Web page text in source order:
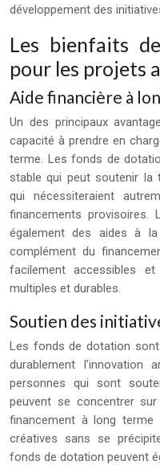
développement des
Les bienfaits
pour les projets
Aide financière à
Un des principaux
capacité à prendre en
terme. Les fonds de
stable qui peut soutenir la
qui nécessiteraient
financements
également des aides à
complément du
facilement accessibles
multiples et durables.
Soutien des
Les fonds de dotation
durablement
personnes qui sont
peuvent se concentrer
financement à long
créatives sans se
fonds de dotation peuvent